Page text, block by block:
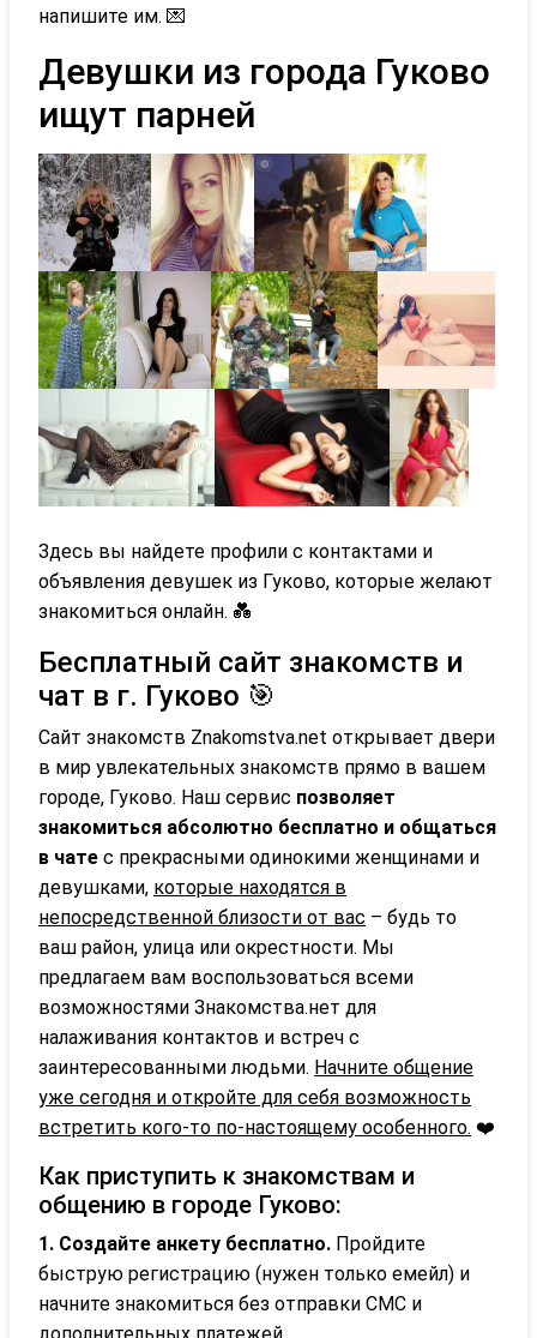
напишите им. 💌
Девушки из города Гуково
ищут парней
Здесь вы найдете профили с контактами и
объявления девушек из Гуково, которые желают
знакомиться онлайн. 💑
Бесплатный сайт знакомств и
чат в г. Гуково 🎯
Сайт знакомств Znakomstva.net открывает двери
в мир увлекательных знакомств прямо в вашем
городе, Гуково. Наш сервис позволяет
знакомиться абсолютно бесплатно и общаться
в чате с прекрасными одинокими женщинами и
девушками, которые находятся в
непосредственной близости от вас – будь то
ваш район, улица или окрестности. Мы
предлагаем вам воспользоваться всеми
возможностями Знакомства.нет для
налаживания контактов и встреч с
заинтересованными людьми. Начните общение
уже сегодня и откройте для себя возможность
встретить кого-то по-настоящему особенного. ❤️
Как приступить к знакомствам и
общению в городе Гуково:
1. Создайте анкету бесплатно. Пройдите
быструю регистрацию (нужен только емейл) и
начните знакомиться без отправки СМС и
дополнительных платежей.